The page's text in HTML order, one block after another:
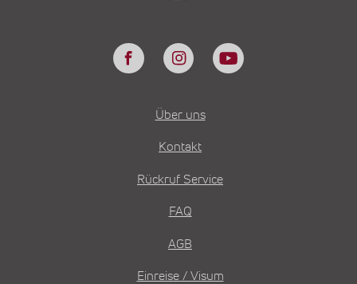
Über uns
Kontakt
Rückruf Service
FAQ
AGB
Einreise / Visum